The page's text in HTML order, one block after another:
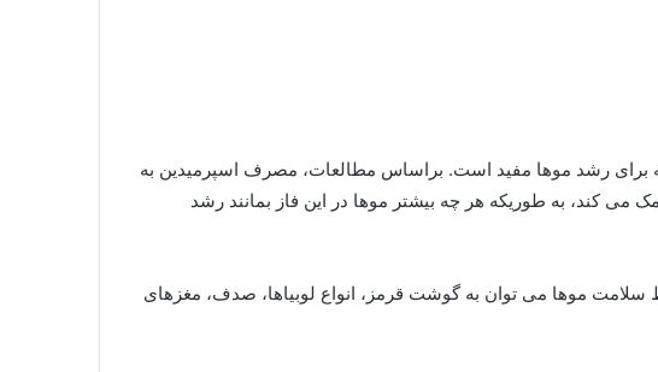
که برای رشد موها مفید است. براساس مطالعات، مصرف اسپرمیدین به
می کند، به طوریکه هر چه بیشتر موها در این فاز بمانند رشد
سلامت موها می توان به گوشت قرمز، انواع لوبیاها، صدف، مغزهای